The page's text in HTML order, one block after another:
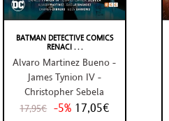
BATMAN DETECTIVE COMICS
RENACI . . .
Alvaro Martinez Bueno -
James Tynion IV -
Christopher Sebela
17,95€ -5% 17,05€